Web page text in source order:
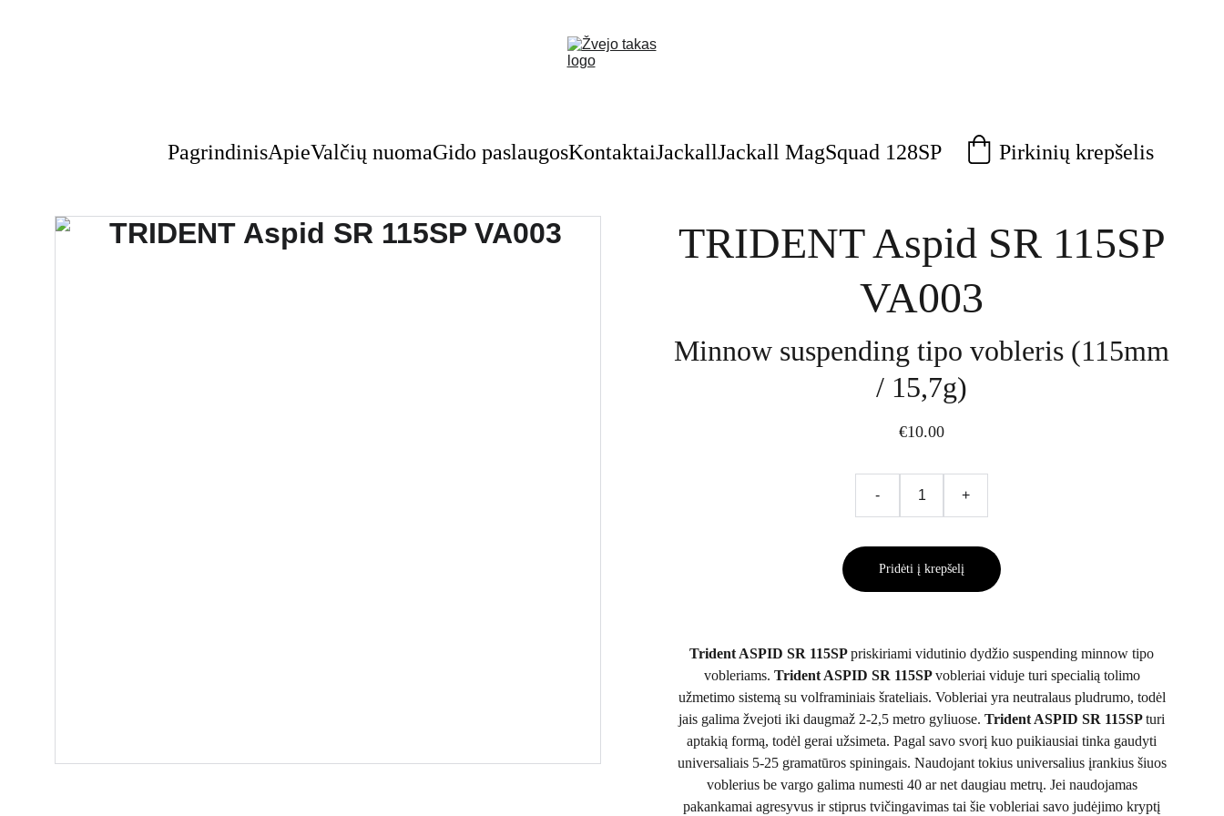
PagrindinisApieValčių nuomaGido paslaugosKontaktaiJackallJackall MagSquad 128SP Pirkinių krepšelis
TRIDENT Aspid SR 115SP
VA003
Minnow suspending tipo vobleris (115mm
/ 15,7g)
€10.00
- +
Pridėti į krepšelį
Trident ASPID SR 115SPpriskiriami vidutinio dydžio suspending minnow tipo
vobleriams. Trident ASPID SR 115SPvobleriai viduje turi specialią tolimo
užmetimo sistemą su volframiniais šrateliais. Vobleriai yra neutralaus pludrumo, todėl
jais galima žvejoti iki daugmaž 2-2,5 metro gyliuose. Trident ASPID SR 115SPturi
aptakią formą, todėl gerai užsimeta. Pagal savo svorį kuo puikiausiai tinka gaudyti
universaliais 5-25 gramatūros spiningais. Naudojant tokius universalius įrankius šiuos
voblerius be vargo galima numesti 40 ar net daugiau metrų. Jei naudojamas
pakankamai agresyvus ir stiprus tvičingavimas tai šie vobleriai savo judėjimo kryptį